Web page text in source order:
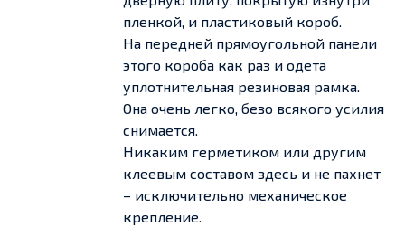
пленкой, и пластиковый короб.
На передней прямоугольной панели
этого короба как раз и одета
уплотнительная резиновая рамка.
Она очень легко, безо всякого усилия
снимается.
Никаким герметиком или другим
клеевым составом здесь и не пахнет
– исключительно механическое
крепление.